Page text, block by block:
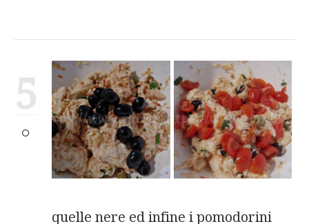
5
quelle nere ed infine i pomodorini